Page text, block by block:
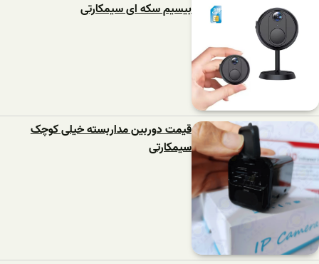
بیسیم سکه ای سیمکارتی
قیمت دوربین مداربسته خیلی کوچک
سیمکارتی